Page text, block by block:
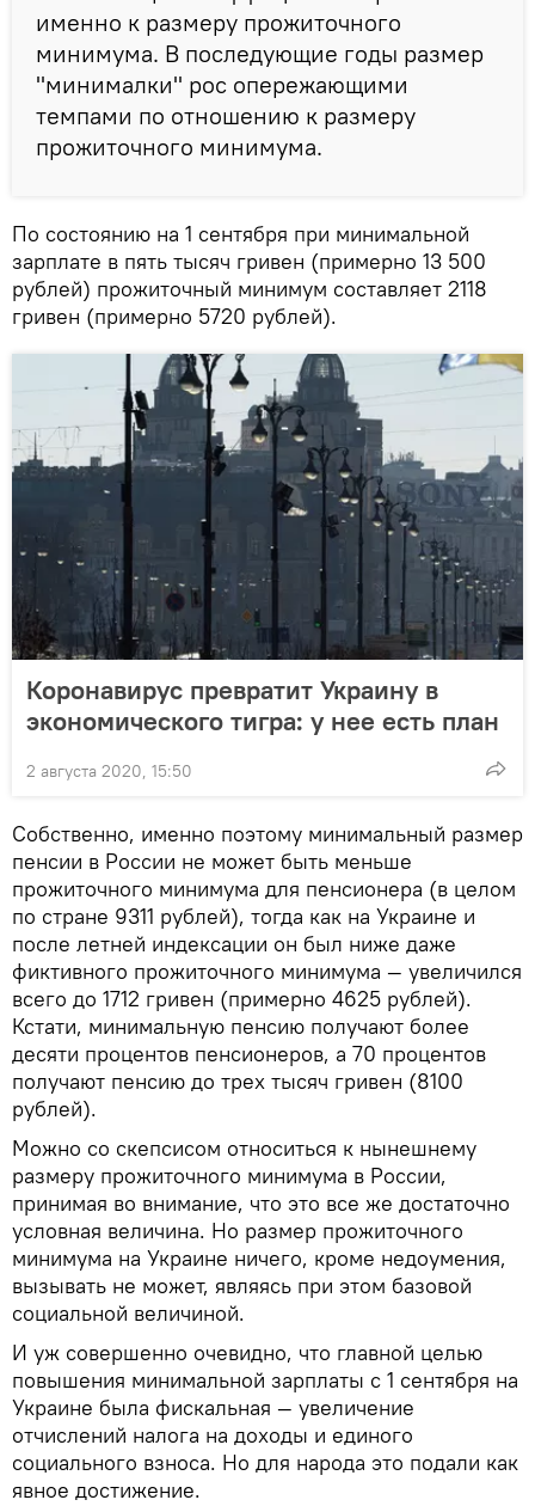
именно к размеру прожиточного
минимума. В последующие годы размер
"минималки" рос опережающими
темпами по отношению к размеру
прожиточного минимума.
По состоянию на 1 сентября при минимальной
зарплате в пять тысяч гривен (примерно 13 500
рублей) прожиточный минимум составляет 2118
гривен (примерно 5720 рублей).
Коронавирус превратит Украину в
экономического тигра: у нее есть план
2 августа 2020, 15:50
Собственно, именно поэтому минимальный размер
пенсии в России не может быть меньше
прожиточного минимума для пенсионера (в целом
по стране 9311 рублей), тогда как на Украине и
после летней индексации он был ниже даже
фиктивного прожиточного минимума — увеличился
всего до 1712 гривен (примерно 4625 рублей).
Кстати, минимальную пенсию получают более
десяти процентов пенсионеров, а 70 процентов
получают пенсию до трех тысяч гривен (8100
рублей).
Можно со скепсисом относиться к нынешнему
размеру прожиточного минимума в России,
принимая во внимание, что это все же достаточно
условная величина. Но размер прожиточного
минимума на Украине ничего, кроме недоумения,
вызывать не может, являясь при этом базовой
социальной величиной.
И уж совершенно очевидно, что главной целью
повышения минимальной зарплаты с 1 сентября на
Украине была фискальная — увеличение
отчислений налога на доходы и единого
социального взноса. Но для народа это подали как
явное достижение.